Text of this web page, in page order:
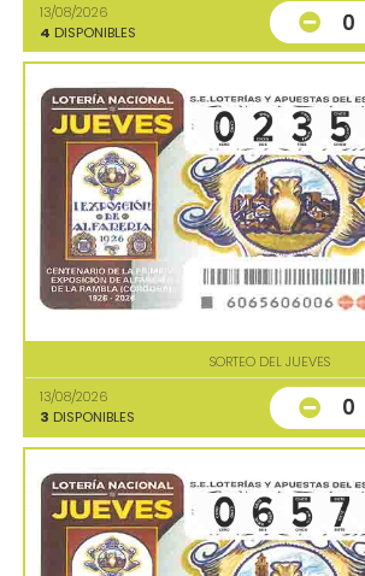
13/08/2026
4 DISPONIBLES 0
SORTEO DEL JUEVES
13/08/2026
3 DISPONIBLES 0